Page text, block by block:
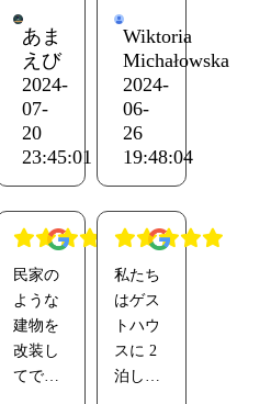
ざいま
した。
YouTube
で「な
みよし
チャン
ネル
ゲスト
ハウス
碧」を
検索す
の雰囲
気を動
回は時
間に余
裕を持
っての
んびり
宿を満
喫した
いと思
いま
す！
いただ
きまし
た。
古民家
の味わ
いを残
リノベ
ーショ
ンされ
てい
て、今
までの
ゲスト
あま
えび
2024-
07-
20
23:45:01
泊しま
した
が、広
くて快
適でし
た。ベ
ープル
ームも
ありま
す。共
用エリ
アはと
ても清
Wiktoria
Michałowska
2024-
06-
26
19:48:04
民家の
ような
建物を
改装し
てでき
私たち
はゲス
トハウ
スに 2
泊しま